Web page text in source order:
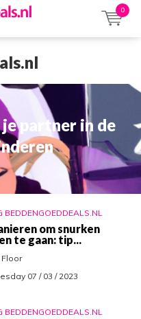
0
partner in de
BEDDENGOEDDEALS.NL
om snurken
te gaan: tip...
07 / 03 / 2023
BEDDENGOEDDEALS.NL